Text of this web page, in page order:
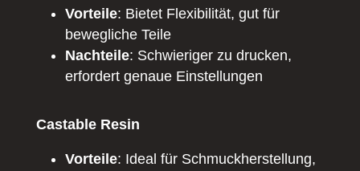
Vorteile: Bietet Flexibilität, gut für
bewegliche Teile
Nachteile: Schwieriger zu drucken,
erfordert genaue Einstellungen
Castable Resin
Vorteile: Ideal für Schmuckherstellung,